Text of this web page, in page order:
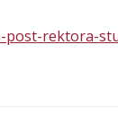
rektora-